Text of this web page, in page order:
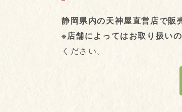
静岡県内の天神屋直営店で販
※店舗によってはお取り扱い
ください。